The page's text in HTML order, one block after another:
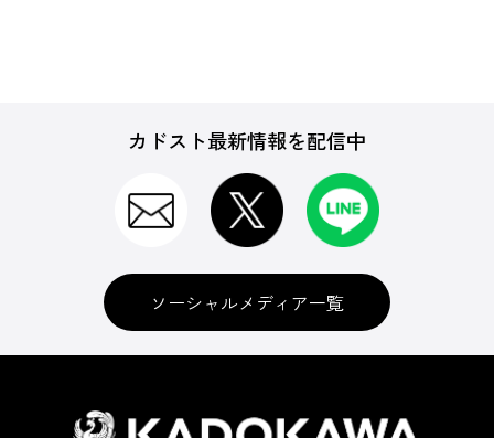
カドスト最新情報を配信中
ソーシャルメディア一覧